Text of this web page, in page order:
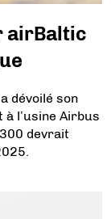
airBaltic
dévoilé son
l’usine Airbus
devrait